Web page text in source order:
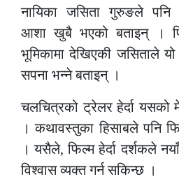
नायिका जसिता गुरुङले
आशा खुबै भएको बताइन् ।
भूमिकामा देखिएकी जसिताले
सपना भन्ने बताइन् ।
चलचित्रको ट्रेलर हेर्दा
। कथावस्तुका हिसाबले पनि
। यसैले, फिल्म हेर्दा दर्शकले
विश्वास व्यक्त गर्न सकिन्छ ।